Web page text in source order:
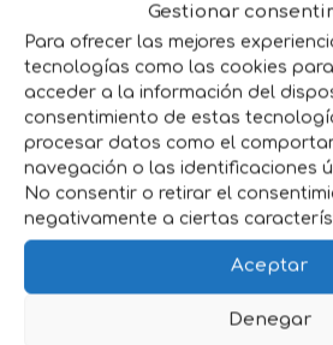
Gestionar
Para ofrecer las mejores
tecnologías como las cookies
acceder a la información del
consentimiento de estas
procesar datos como el
navegación o las identificaciones
No consentir o retirar el
negativamente a ciertas
Aceptar
Denegar
Monedero de piel negra con
diseño sofisticado y
organizar dinero con estilo.
Productos